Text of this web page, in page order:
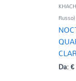
Russo)
Da:€